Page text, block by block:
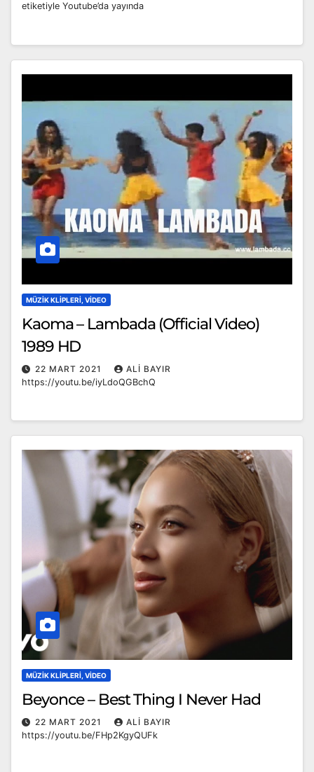
etiketiyle Youtube’da yayında
MÜZIK KLIPLERI, VIDEO
Kaoma – Lambada (Official Video)
1989 HD
22 MART 2021
ALI BAYIR
https://youtu.be/iyLdoQGBchQ
MÜZIK KLIPLERI, VIDEO
Beyonce – Best Thing I Never Had
22 MART 2021
ALI BAYIR
https://youtu.be/FHp2KgyQUFk